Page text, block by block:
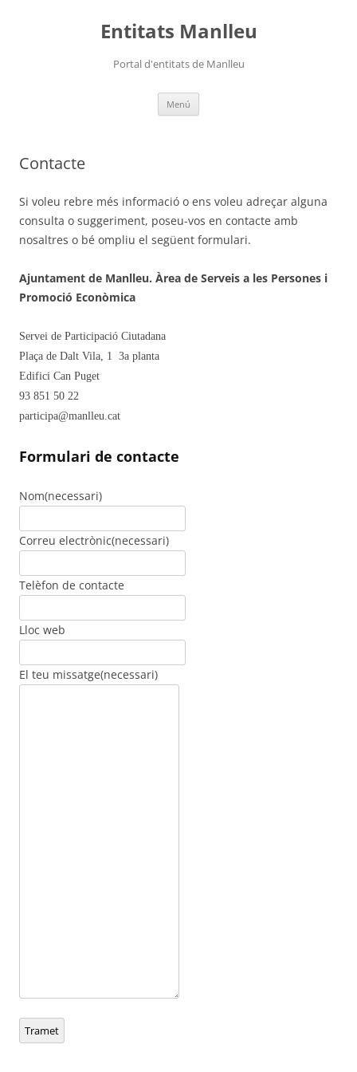
Entitats Manlleu
Portal d'entitats de Manlleu
Menú
Contacte
Si voleu rebre més informació o ens voleu adreçar alguna
consulta o suggeriment, poseu-vos en contacte amb
nosaltres o bé ompliu el següent formulari.
Ajuntament de Manlleu. Àrea de Serveis a les Persones i
Promoció Econòmica
Servei de Participació Ciutadana
Plaça de Dalt Vila, 1 3a planta
Edifici Can Puget
93 851 50 22
participa@manlleu.cat
Formulari de contacte
Nom(necessari)
Correu electrònic(necessari)
Telèfon de contacte
Lloc web
El teu missatge(necessari)
Tramet